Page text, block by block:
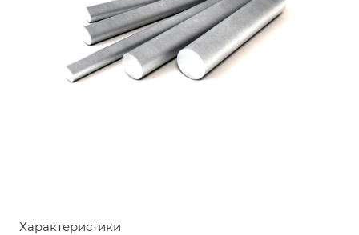
Характеристики